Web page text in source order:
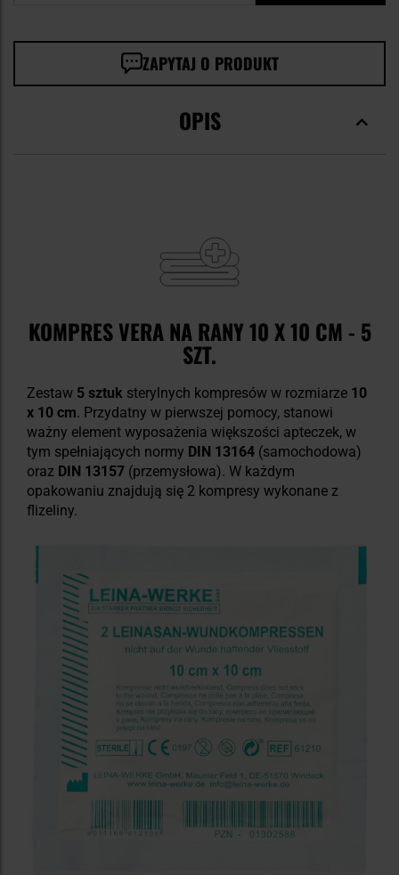
ZAPYTAJ O PRODUKT
OPIS
KOMPRES VERA NA RANY 10 X 10 CM - 5
SZT.
Zestaw 5 sztuk sterylnych kompresów w rozmiarze 10
x 10 cm. Przydatny w pierwszej pomocy, stanowi
ważny element wyposażenia większości apteczek, w
tym spełniających normy DIN 13164 (samochodowa)
oraz DIN 13157 (przemysłowa). W każdym
opakowaniu znajdują się 2 kompresy wykonane z
flizeliny.